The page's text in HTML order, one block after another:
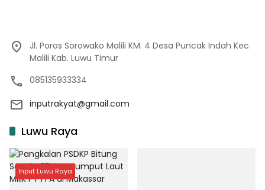
Jl. Poros Sorowako Malili KM. 4 Desa Puncak Indah Kec.
Malili Kab. Luwu Timur
085135933334
inputrakyat@gmail.com
Luwu Raya
Input Luwu Raya